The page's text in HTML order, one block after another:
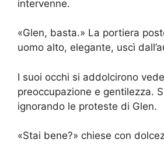
intervenne.
«Glen, basta.» La portiera
uomo alto, elegante, uscì
I suoi occhi si addolcirono
preoccupazione e gentilezza.
ignorando le proteste di Glen.
«Stai bene?» chiese con